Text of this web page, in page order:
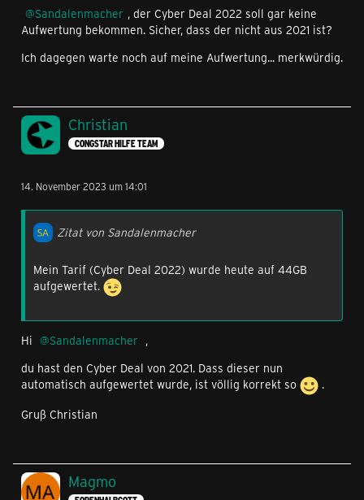
Sandalenmacher , der Cyber Deal 2022 soll gar keine
Aufwertung bekommen. Sicher, dass der nicht aus 2021 ist?
Ich dagegen warte noch auf meine Aufwertung... merkwürdig.
Christian
CONGSTAR HILFE TEAM
14. November 2023 um 14:01
Zitat von Sandalenmacher
Mein Tarif (Cyber Deal 2022) wurde heute auf 44GB
aufgewertet.
Hi Sandalenmacher ,
du hast den Cyber Deal von 2021. Dass dieser nun
automatisch aufgewertet wurde, ist völlig korrekt so
.
Gruß Christian
Magmo